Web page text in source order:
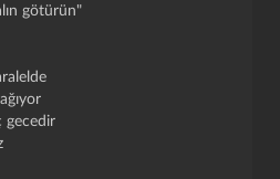
götürün"
gecedir